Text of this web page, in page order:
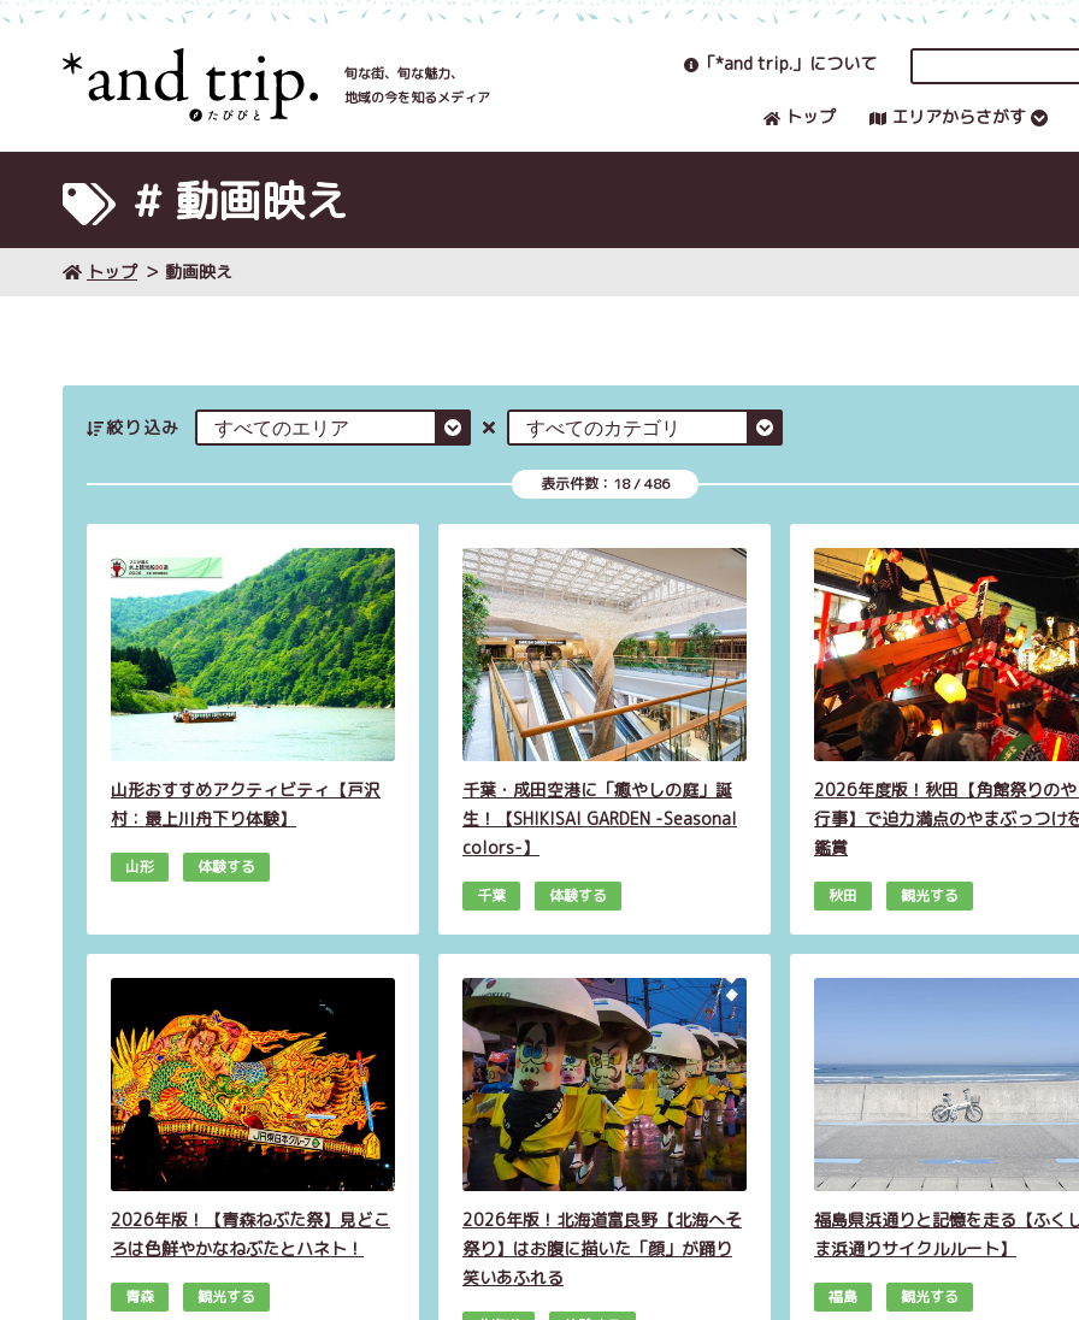
旬な街、旬な魅力、
地域の今を知るメディア
「*and trip.」について
トップ エリアからさがす
# 動画映え
トップ 動画映え
絞り込み
表示件数： 18/486
山形おすすめアクティビティ【戸沢
村：最上川舟下り体験】
山形 体験する
千葉・成田空港に「癒やしの庭」誕
生！【SHIKISAI GARDEN -Seasonal
colors-】
千葉 体験する
2026年度版！秋田【角館祭りの
行事】で迫力満点のやまぶっつけ
鑑賞
秋田 観光する
2026年版！【青森ねぶた祭】見どこ
ろは色鮮やかなねぶたとハネト！
青森 観光する
2026年版！北海道富良野【北海へそ
祭り】はお腹に描いた「顔」が踊り
笑いあふれる
福島県浜通りと記憶を走る【ふく
ま浜通りサイクルルート】
福島 観光する